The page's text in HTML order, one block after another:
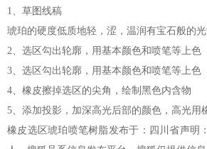
1、草图线稿
琥珀的硬度低质地轻，涩，温润有宝石般的
2、选区勾出轮廓，用基本颜色和喷笔等上色
3、选区勾出轮廓，用基本颜色和喷笔等上色
4、橡皮擦掉选区的尖角，绘制黑色内含物
5、添加投影，加深高光后部的颜色，高光用
橡皮选区琥珀喷笔树脂发布于：四川省声明